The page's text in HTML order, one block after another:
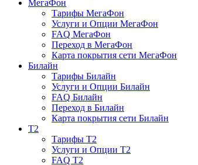
МегаФон
Тарифы МегаФон
Услуги и Опции МегаФон
FAQ МегаФон
Переход в МегаФон
Карта покрытия сети МегаФон
Билайн
Тарифы Билайн
Услуги и Опции Билайн
FAQ Билайн
Переход в Билайн
Карта покрытия сети Билайн
T2
Тарифы T2
Услуги и Опции T2
FAQ T2